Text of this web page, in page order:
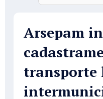
Arsepam